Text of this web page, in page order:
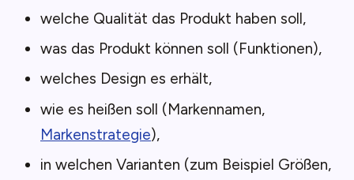
welche Qualität das Produkt haben soll,
was das Produkt können soll (Funktionen),
welches Design es erhält,
wie es heißen soll (Markennamen,
Markenstrategie),
in welchen Varianten (zum Beispiel Größen,